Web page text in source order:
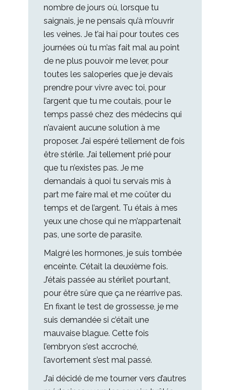
nombre de jours où, lorsque tu
saignais, je ne pensais qu’à m’ouvrir
les veines. Je t’ai haï pour toutes ces
journées où tu m’as fait mal au point
de ne plus pouvoir me lever, pour
toutes les saloperies que je devais
prendre pour vivre avec toi, pour
l’argent que tu me coutais, pour le
temps passé chez des médecins qui
n’avaient aucune solution à me
proposer. J’ai espéré tellement de fois
être stérile. J’ai tellement prié pour
que tu n’existes pas. Je me
demandais à quoi tu servais mis à
part me faire mal et me coûter du
temps et de l’argent. Tu étais à mes
yeux une chose qui ne m’appartenait
pas, une sorte de parasite.
Malgré les hormones, je suis tombée
enceinte. C’était la deuxième fois.
J’étais passée au stérilet pourtant,
pour être sûre que ça ne réarrive pas.
En fixant le test de grossesse, je me
suis demandée si c’était une
mauvaise blague. Cette fois
l’embryon s’est accroché,
l’avortement s’est mal passé.
J’ai décidé de me tourner vers d’autres